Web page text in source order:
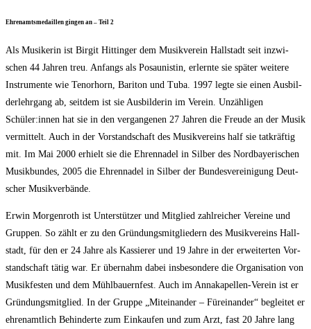
Ehren­amts­me­dail­len gin­gen an – Teil 2
Als Musi­ke­rin ist Bir­git Hit­tin­ger dem Musik­ver­ein Hall­stadt seit inzwi­
schen 44 Jah­ren treu. Anfangs als Posau­nis­tin, erlern­te sie spä­ter wei­te­re
Instru­men­te wie Tenor­horn, Bari­ton und Tuba. 1997 leg­te sie einen Aus­bil­
der­lehr­gang ab, seit­dem ist sie Aus­bil­de­rin im Ver­ein. Unzäh­li­gen
Schüler:innen hat sie in den ver­gan­ge­nen 27 Jah­ren die Freu­de an der Musik
ver­mit­telt. Auch in der Vor­stand­schaft des Musik­ver­eins half sie tat­kräf­tig
mit. Im Mai 2000 erhielt sie die Ehren­na­del in Sil­ber des Nord­baye­ri­schen
Musik­bun­des, 2005 die Ehren­na­del in Sil­ber der Bun­des­ver­ei­ni­gung Deut­
scher Musikverbände.
Erwin Mor­gen­roth ist Unter­stüt­zer und Mit­glied zahl­rei­cher Ver­ei­ne und
Grup­pen. So zählt er zu den Grün­dungs­mit­glie­dern des Musik­ver­eins Hall­
stadt, für den er 24 Jah­re als Kas­sie­rer und 19 Jah­re in der erwei­ter­ten Vor­
stand­schaft tätig war. Er über­nahm dabei ins­be­son­de­re die Orga­ni­sa­ti­on von
Musik­fes­ten und dem Mühl­bau­ern­fest. Auch im Anna­ka­pel­len-Ver­ein ist er
Grün­dungs­mit­glied. In der Grup­pe „Mit­ein­an­der – Für­ein­an­der“ beglei­tet er
ehren­amt­lich Behin­der­te zum Ein­kau­fen und zum Arzt, fast 20 Jah­re lang